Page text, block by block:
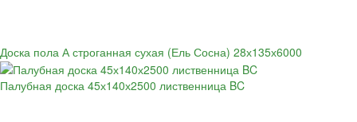
Доска пола А строганная сухая (Ель Сосна) 28х135х6000
Палубная доска 45х140х2500 лиственница BC